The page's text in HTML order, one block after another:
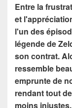
Entre la
et
l'un des
légende de
son contrat.
ressemble
emprunte de
rendant tout
moins